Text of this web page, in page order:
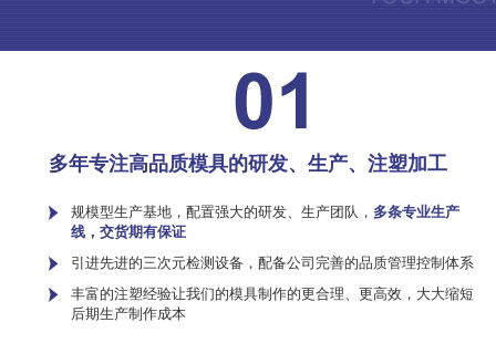
多年专注高品质模具的研发、生产、注塑加工
规模型生产基地，配置强大的研发、生产团队， 多条专业生产
线，交货期有保证
引进先进的三次元检测设备，配备公司完善的品质管理控制体系
丰富的注塑经验让我们的模具制作的更合理、更高效，大大缩短
后期生产制作成本